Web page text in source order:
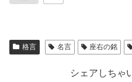
格言 名言 座右の銘
シェアしちゃ